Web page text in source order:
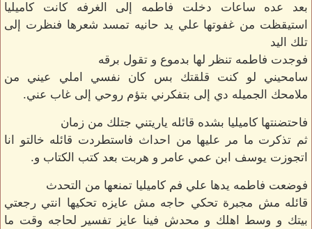
بعد عده ساعات دخلت فاطمه إلى الغرفه كانت كاميليا
استيقظت من غفوتها علي يد حانيه تمسد شعرها فنظرت إلى
تلك اليد
فوجدت فاطمه تنظر لها بدموع و تقول برقه
سامحيني لو كنت قلقتك بس كان نفسي املي عيني من
ملامحك الجميله دي إلى بتفكرني بتؤم روحي إلى غاب عني.
فاحتضنتها كاميليا بشده قائله ياريتني جتلك من زمان
ثم تذكرت ما مر عليها من احداث فاستطردت قائله خالتو انا
اتجوزت يوسف ابن عمي عامر و هربت بعد كتب الكتاب و.
فوضعت فاطمه يدها علي فم كاميليا تمنعها من التحدث
قائله مش مجبرة تحكي حاجه مش عايزه تحكيها انتي رجعتي
بيتك و وسط اهلك و محدش فينا عايز تفسير لحاجه وقت ما